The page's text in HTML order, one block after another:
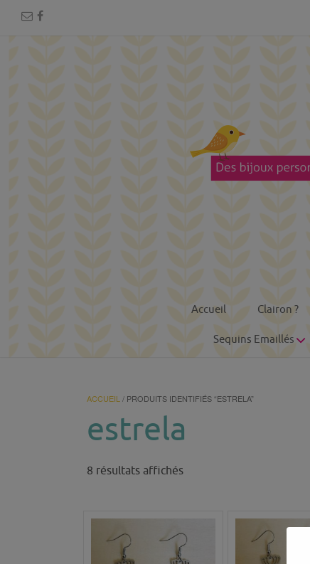
Accueil Clairon ?
Sequins Emaillés
ACCUEIL / PRODUITS IDENTIFIÉS “ESTRELA”
estrela
8 résultats affichésTrié
au